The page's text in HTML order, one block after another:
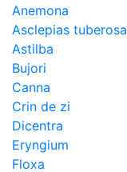
Anemona
Asclepias tuberosa
Astilba
Bujori
Canna
Crin de zi
Dicentra
Eryngium
Floxa